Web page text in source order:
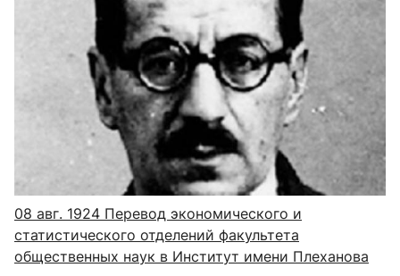
08 авг. 1924 Перевод экономического и
статистического отделений факультета
общественных наук в Институт имени Плеханова